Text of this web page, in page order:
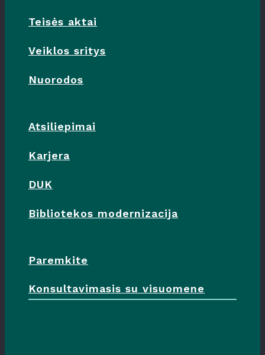
Teisės aktai
Veiklos sritys
Nuorodos
Atsiliepimai
Karjera
DUK
Bibliotekos modernizacija
Paremkite
Konsultavimasis su visuomene